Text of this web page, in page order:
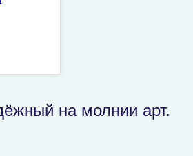
на молнии арт.